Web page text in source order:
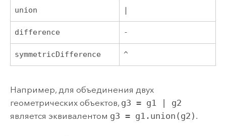
union |
difference -
symmetricDifference ^
Например, для объединения двух
геометрических объектов, g3 = g1 | g2
является эквивалентом g3 = g1.union(g2) .